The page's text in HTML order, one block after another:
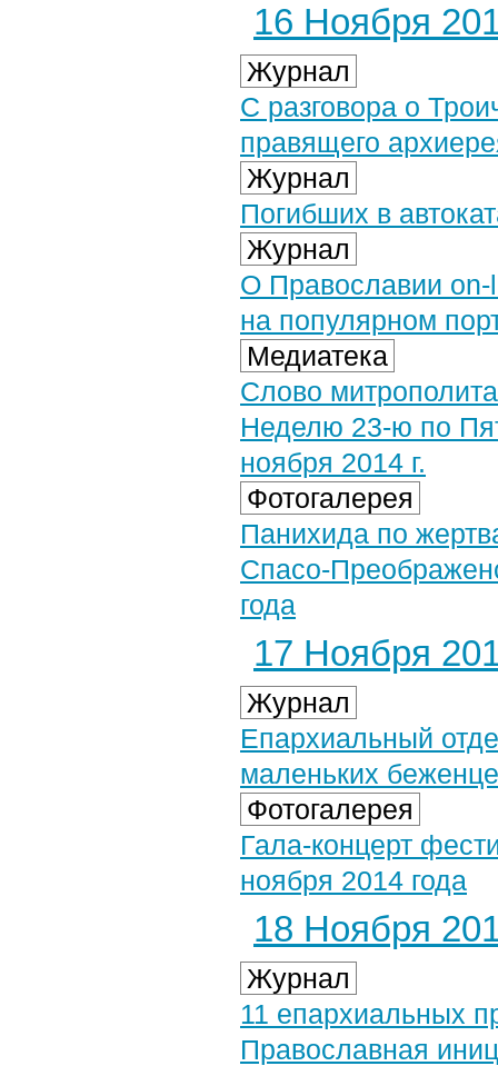
16 Ноября
Журнал
С разговора о
правящего
Журнал
Погибших в
Журнал
О Православии on-
на популярном
Медиатека
Слово
Неделю 23-ю по
ноября 2014 г.
Фотогалерея
Панихида по
Спасо-
года
17 Ноября
Журнал
Епархиальный
маленьких
Фотогалерея
Гала-концерт
ноября 2014 года
18 Ноября
Журнал
11 епархиальных
Православная